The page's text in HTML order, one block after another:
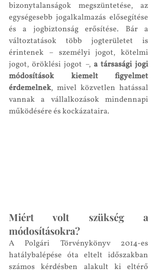
bizonytalanságok megszüntetése, az
egységesebb jogalkalmazás elősegítése
és a jogbiztonság erősítése. Bár a
változtatások több jogterületet is
érintenek – személyi jogot, kötelmi
jogot, öröklési jogot –, a társasági jogi
módosítások kiemelt figyelmet
érdemelnek, mivel közvetlen hatással
vannak a vállalkozások mindennapi
működésére és kockázataira.
Miért volt szükség a
módosításokra?
A Polgári Törvénykönyv 2014-es
hatálybalépése óta eltelt időszakban
számos kérdésben alakult ki eltérő